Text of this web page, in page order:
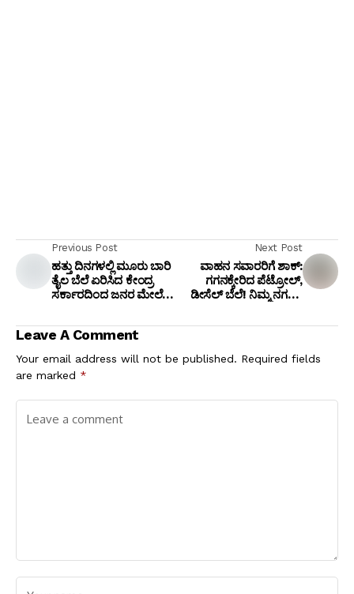
Previous Post
ಹತ್ತು ದಿನಗಳಲ್ಲಿ ಮೂರು ಬಾರಿ
ತೈಲ ಬೆಲೆ ಏರಿಸಿದ ಕೇಂದ್ರ
ಸರ್ಕಾರದಿಂದ ಜನರ ಮೇಲೆ
ವಿನಾಯಕ್ ಕಿಡಿ
Next Post
ವಾಹನ ಸವಾರರಿಗೆ ಶಾಕ್:
ಗಗನಕ್ಕೇರಿದ ಪೆಟ್ರೋಲ್,
ಡೀಸೆಲ್ ಬೆಲೆ! ನಿಮ್ಮ ನಗರದ
Leave A Comment
Your email address will not be published. Required fields
are marked *